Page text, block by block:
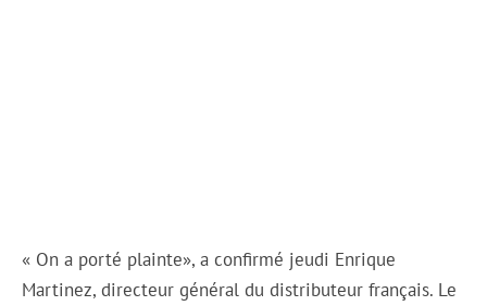
« On a porté plainte», a confirmé jeudi Enrique
Martinez, directeur général du distributeur français. Le